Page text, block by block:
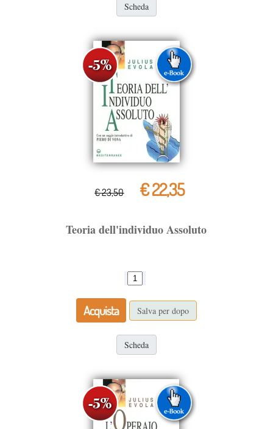
Scheda
€ 23,50 € 22,35
Teoria dell'individuo Assoluto
Acquista Salva per dopo
Scheda